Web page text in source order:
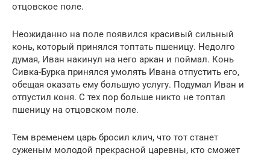
отцовское поле.
Неожиданно на поле появился красивый сильный
конь, который принялся топтать пшеницу. Недолго
думая, Иван накинул на него аркан и поймал. Конь
Сивка-Бурка принялся умолять Ивана отпустить его,
обещая оказать ему большую услугу. Подумал Иван и
отпустил коня. С тех пор больше никто не топтал
пшеницу на отцовском поле.
Тем временем царь бросил клич, что тот станет
суженым молодой прекрасной царевны, кто сможет